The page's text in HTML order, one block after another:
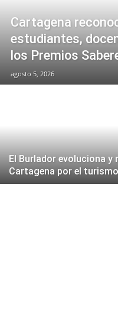
Cartagena
estudiantes,
los Premios
agosto 5, 2026
El Burlador evoluciona y
Cartagena por el